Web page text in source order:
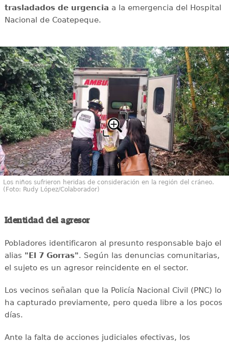
trasladados de urgencia a la emergencia del Hospital
Nacional de Coatepeque.
Los niños sufrieron heridas de consideración en la región del cráneo.
(Foto: Rudy López/Colaborador)
Identidad del agresor
Pobladores identificaron al presunto responsable bajo el
alias "El 7 Gorras". Según las denuncias comunitarias,
el sujeto es un agresor reincidente en el sector.
Los vecinos señalan que la Policía Nacional Civil (PNC) lo
ha capturado previamente, pero queda libre a los pocos
días.
Ante la falta de acciones judiciales efectivas, los